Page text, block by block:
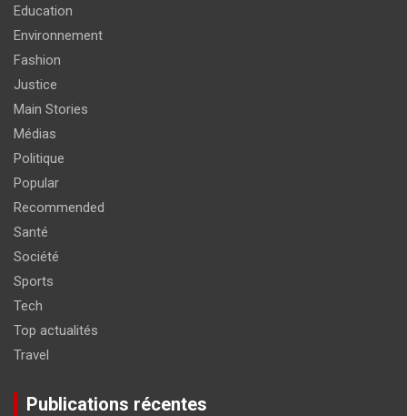
Education
Environnement
Fashion
Justice
Main Stories
Médias
Politique
Popular
Recommended
Santé
Société
Sports
Tech
Top actualités
Travel
Publications récentes